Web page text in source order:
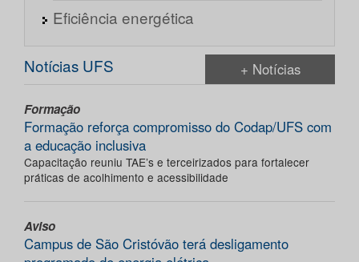
Eficiência energética
Notícias UFS + Notícias
Formação
Formação reforça compromisso do Codap/UFS com
a educação inclusiva
Capacitação reuniu TAE’s e terceirizados para fortalecer
práticas de acolhimento e acessibilidade
Aviso
Campus de São Cristóvão terá desligamento